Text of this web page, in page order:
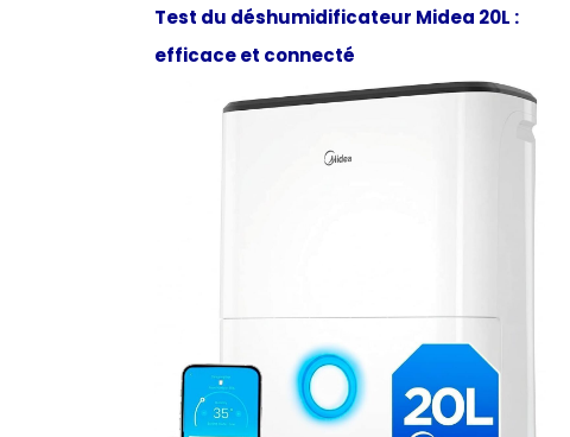
Test du déshumidificateur Midea 20L :
efficace et connecté